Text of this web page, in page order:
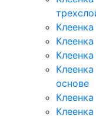
основе